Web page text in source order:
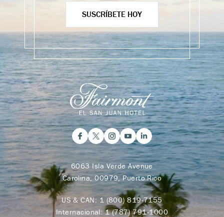
SUSCRÍBETE HOY
6063 Isla Verde Avenue
Carolina, 00979, Puerto Rico
US & CAN: 1 (800) 819-7155
Internacional:1 (787) 791-1000